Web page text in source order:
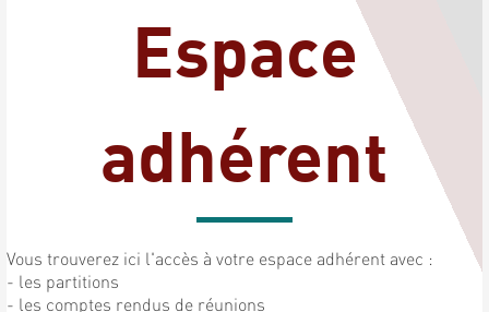
Espace
adhérent
Vous trouverez ici l'accès à votre espace adhérent avec :
- les partitions
- les comptes rendus de réunions